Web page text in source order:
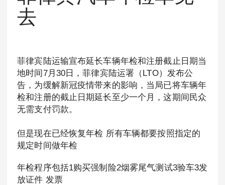
去
菲律宾陆运输宣布延长车辆年检和注册截止日期当
地时间7月30日，菲律宾陆运署（LTO）发布公
告，为缓解新冠疫情带来的影响，当局已将车辆年
检和注册的截止日期延长至少一个月，这期间民众
无需支付罚款。
但是现在已经恢复年检 所有车辆都要按照指定的
规定时间做年检
年检程序包括1购买强制险2烟雾尾气测试3验车3发
放证件 发票